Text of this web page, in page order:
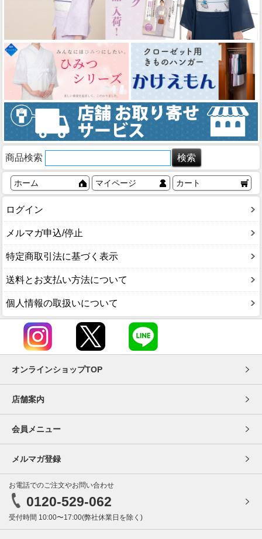
商品検索
ホーム マイページ カート
ログイン
メルマガ申込/停止
特定商取引法に基づく表示
送料とお支払い方法について
個人情報の取扱いについて
オンラインショップTOP
店舗案内
会員メニュー
メルマガ登録
お電話でのご注文やお問い合わせ
0120-529-062
受付時間 10:00〜17:00(弊社休業日を除く)